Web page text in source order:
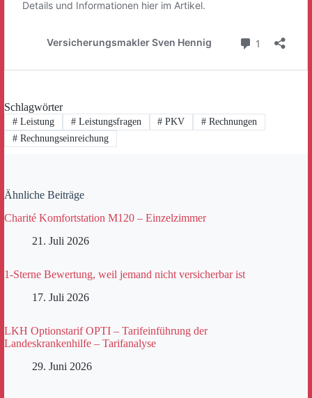
Schlagwörter
#Leistung #Leistungsfragen # PKV # Rechnungen
#Rechnungseinreichung
Ähnliche Beiträge
Charité Komfortstation M120 – Einzelzimmer
21. Juli 2026
1-Sterne Bewertung, weil jemand nicht versicherbar ist
17. Juli 2026
LKH Optionstarif OPTI – Tarifeinführung der
Landeskrankenhilfe – Tarifanalyse
29. Juni 2026